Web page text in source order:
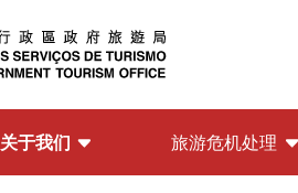
关于我们 旅游危机处理